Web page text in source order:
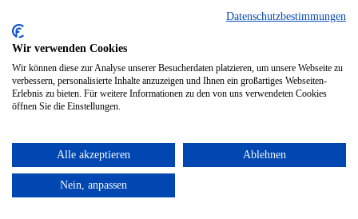
Impressum
Datenschutzerklärung
Datenschutzbestimmungen
Wir verwenden Cookies
Wir können diese zur Analyse unserer Besucherdaten platzieren, um unsere Webseite zu
verbessern, personalisierte Inhalte anzuzeigen und Ihnen ein großartiges Webseiten-
Erlebnis zu bieten. Für weitere Informationen zu den von uns verwendeten Cookies
öffnen Sie die Einstellungen.
Alle akzeptieren Ablehnen
Nein, anpassen